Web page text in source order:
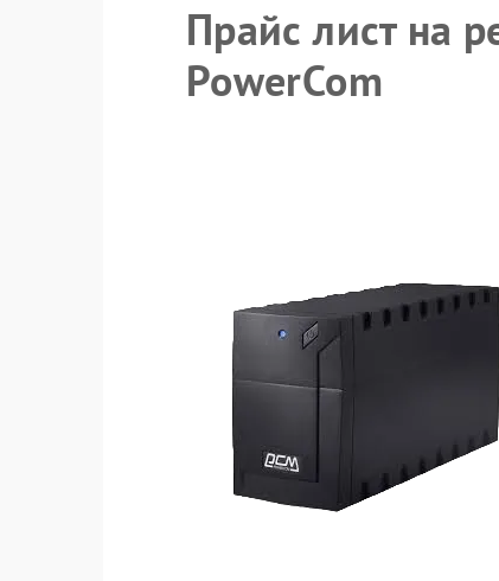
Прайс лист на
PowerCom